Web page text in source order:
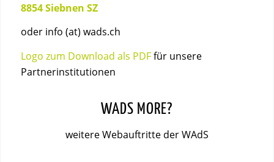
8854 Siebnen SZ
oder info (at) wads.ch
Logo zum Download als PDFfür unsere
Partnerinstitutionen
WADS MORE?
weitere Webauftritte der WAdS